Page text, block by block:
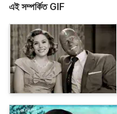
এই সম্পর্কিত GIF